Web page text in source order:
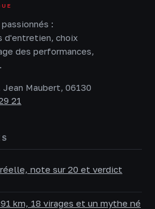
:
d'entretien, choix
des performances,
Jean Maubert, 06130
21
note sur 20 et verdict
km, 18 virages et un mythe né